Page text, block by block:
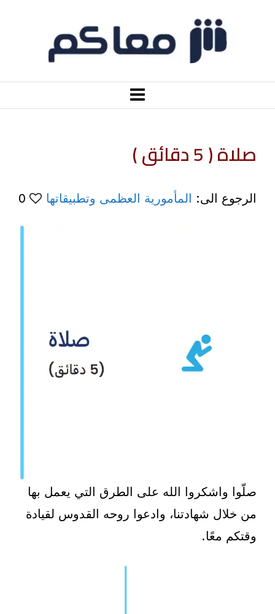
صلاة ( 5 دقائق )
الرجوع الى: المأمورية العظمى وتطبيقاتها 0
صلّوا واشكروا الله على الطرق التي يعمل بها
من خلال شهادتنا، وادعوا روحه القدوس لقيادة
وقتكم معًا.